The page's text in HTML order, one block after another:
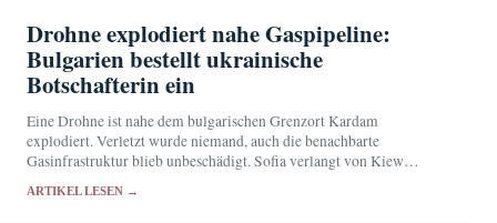
Drohne explodiert nahe Gaspipeline:
Bulgarien bestellt ukrainische
Botschafterin ein
Eine Drohne ist nahe dem bulgarischen Grenzort Kardam
explodiert. Verletzt wurde niemand, auch die benachbarte
Gasinfrastruktur blieb unbeschädigt. Sofia verlangt von Kiew
ARTIKEL LESEN →